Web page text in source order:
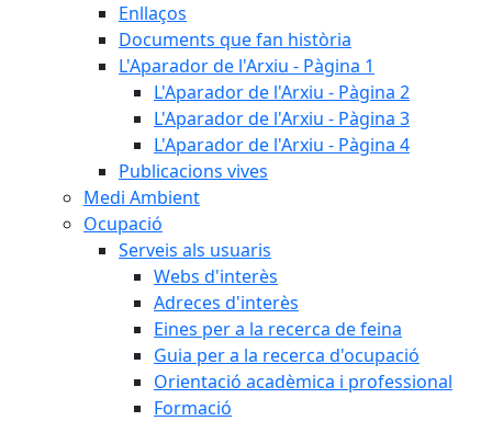
Enllaços
Documents que fan història
L'Aparador de l'Arxiu - Pàgina 1
L'Aparador de l'Arxiu - Pàgina 2
L'Aparador de l'Arxiu - Pàgina 3
L'Aparador de l'Arxiu - Pàgina 4
Publicacions vives
Medi Ambient
Ocupació
Serveis als usuaris
Webs d'interès
Adreces d'interès
Eines per a la recerca de feina
Guia per a la recerca d'ocupació
Orientació acadèmica i professional
Formació